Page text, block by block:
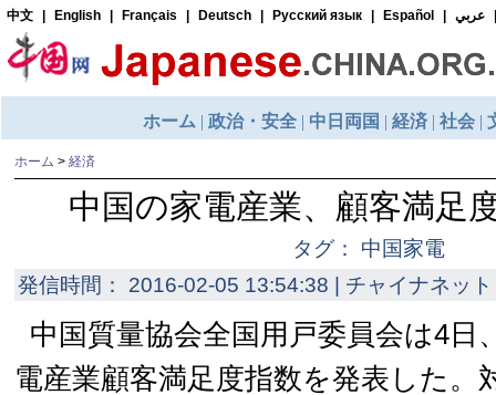
ホーム > 経済
中国の家電産業、顧客満足
タグ： 中国家電
発信時間： 2016-02-05 13:54:38 | チャイナネッ
中国質量協会全国用戸委員会は4日
電産業顧客満足度指数を発表した。